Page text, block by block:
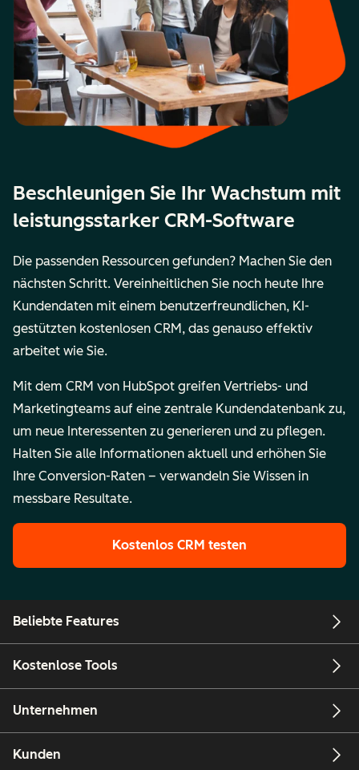
Beschleunigen Sie Ihr Wachstum mit
leistungsstarker CRM-Software
Die passenden Ressourcen gefunden? Machen Sie den
nächsten Schritt. Vereinheitlichen Sie noch heute Ihre
Kundendaten mit einem benutzerfreundlichen, KI-
gestützten kostenlosen CRM, das genauso effektiv
arbeitet wie Sie.
Mit dem CRM von HubSpot greifen Vertriebs- und
Marketingteams auf eine zentrale Kundendatenbank zu,
um neue Interessenten zu generieren und zu pflegen.
Halten Sie alle Informationen aktuell und erhöhen Sie
Ihre Conversion-Raten – verwandeln Sie Wissen in
messbare Resultate.
Kostenlos CRM testen
Beliebte Features
Kostenlose Tools
Unternehmen
Kunden